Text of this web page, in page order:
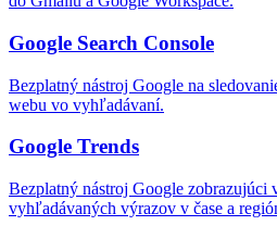
Google Search Console
Bezplatný nástroj Google na
webu vo vyhľadávaní.
Google Trends
Bezplatný nástroj Google zobrazujúci
vyhľadávaných výrazov v čase a